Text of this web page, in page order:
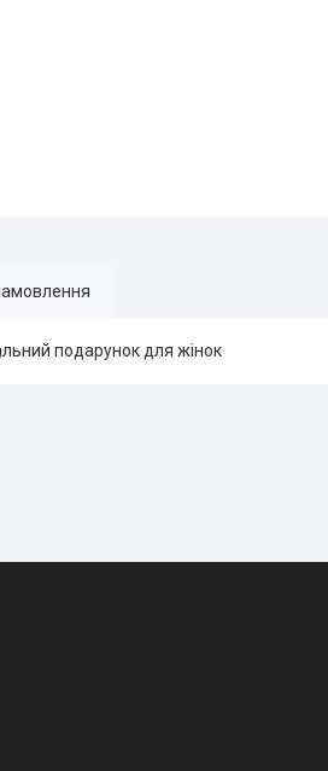
подарунок для жінок